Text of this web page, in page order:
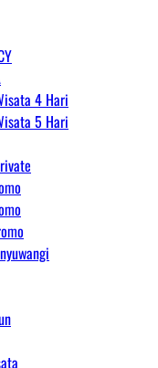
4 Hari
5 Hari